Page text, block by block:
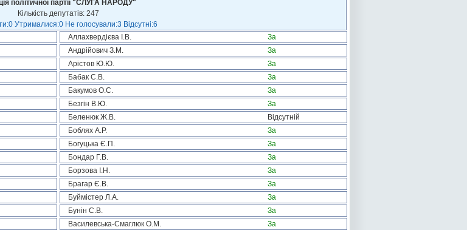
політичної партії "СЛУГА НАРОДУ"
Кількість депутатів: 247
Утрималися:0 Не голосували:3 Відсутні:6
Аллахвердієва І.В.
За
Андрійович З.М.
За
Арістов Ю.Ю.
За
Бабак С.В.
За
Бакумов О.С.
За
Безгін В.Ю.
За
Беленюк Ж.В.
Відсутній
Боблях А.Р.
За
Богуцька Є.П.
За
Бондар Г.В.
За
Борзова І.Н.
За
Брагар Є.В.
За
Буймістер Л.А.
За
Бунін С.В.
За
Василевська-Смаглюк О.М.
За